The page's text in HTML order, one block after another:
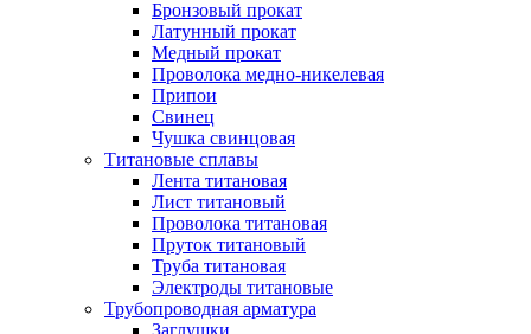
Бронзовый прокат
Латунный прокат
Медный прокат
Проволока медно-никелевая
Припои
Свинец
Чушка свинцовая
Титановые сплавы
Лента титановая
Лист титановый
Проволока титановая
Пруток титановый
Труба титановая
Электроды титановые
Трубопроводная арматура
Заглушки